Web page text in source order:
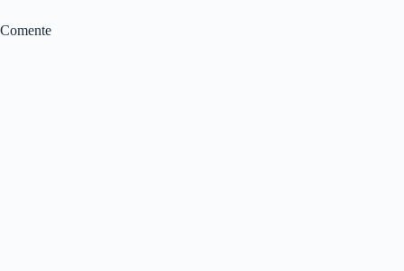
Comente